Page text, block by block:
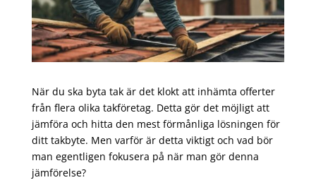
När du ska byta tak är det klokt att inhämta offerter
från flera olika takföretag. Detta gör det möjligt att
jämföra och hitta den mest förmånliga lösningen för
ditt takbyte. Men varför är detta viktigt och vad bör
man egentligen fokusera på när man gör denna
jämförelse?